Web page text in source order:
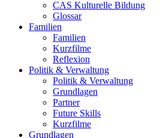
CAS Kulturelle Bildung
Glossar
Familien
Familien
Kurzfilme
Reflexion
Politik & Verwaltung
Politik & Verwaltung
Grundlagen
Partner
Future Skills
Kurzfilme
Grundlagen